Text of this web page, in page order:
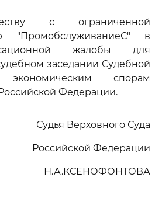
с ограниченной
"ПромобслуживаниеС" в
жалобы для
заседании Судебной
спорам
Федерации.
Судья Верховного Суда
Российской Федерации
Н.А.КСЕНОФОНТОВА